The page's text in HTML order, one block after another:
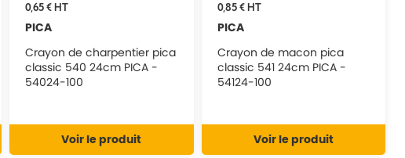
0,65 €HT
PICA
Crayon de charpentier pica
classic 540 24cm PICA -
54024-100
Voir le produit
0,85 €HT
PICA
Crayon de macon pica
classic 541 24cm PICA -
54124-100
Voir le produit